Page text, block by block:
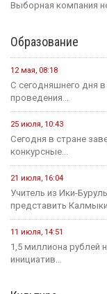
Новости на
6 августа, 21:00
Вести
06.08.2026.